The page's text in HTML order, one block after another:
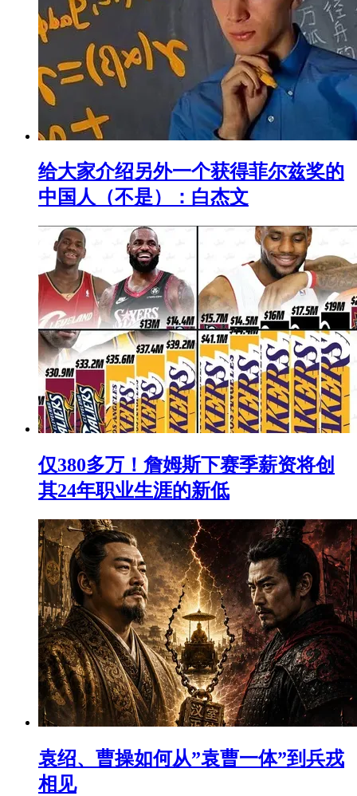
给大家介绍另外一个获得菲尔兹奖的
中国人（不是）：白杰文
仅380多万！詹姆斯下赛季薪资将创
其24年职业生涯的新低
袁绍、曹操如何从”袁曹一体”到兵戎
相见